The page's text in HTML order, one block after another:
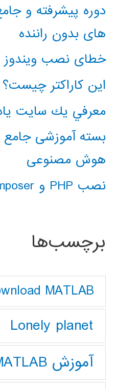
دوره پیشرفته و
های بدون راننده
خطای نصب ویندوز
این کاراکتر چیست؟ 65279
معرفي يك سايت
بسته آموزشی
هوش مصنوعی
نصب PHP و composer در ویندوز 10
برچسب‌ها
MATLAB
Lonely planet
آموزش MATLAB